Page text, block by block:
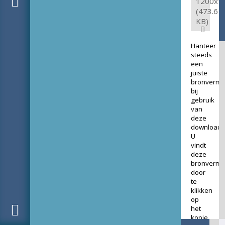
(473.6
KB)
Hanteer
steeds
een
juiste
bij
gebruik
van
deze
download.
U
vindt
deze
door
te
klikken
op
het
kopje